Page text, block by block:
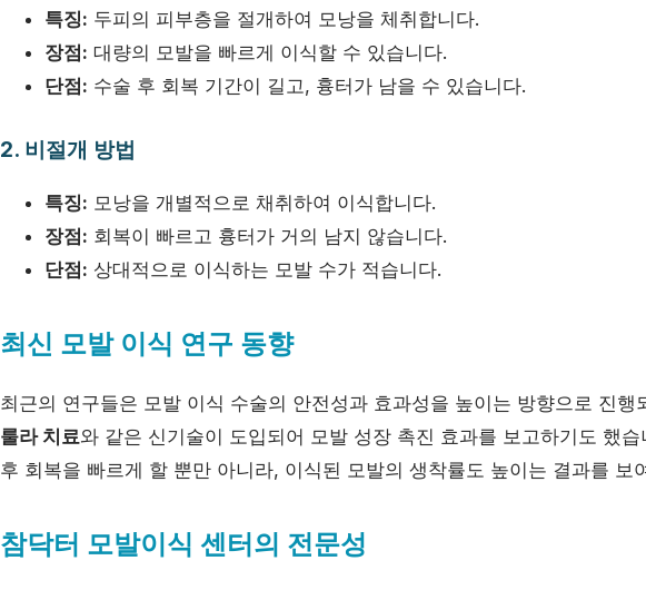
특징: 두피의 피부층을 절개하여 모낭을 체취합니다.
장점: 대량의 모발을 빠르게 이식할 수 있습니다.
단점: 수술 후 회복 기간이 길고, 흉터가 남을 수 있습니다.
2. 비절개 방법
특징: 모낭을 개별적으로 채취하여 이식합니다.
장점: 회복이 빠르고 흉터가 거의 남지 않습니다.
단점: 상대적으로 이식하는 모발 수가 적습니다.
최신 모발 이식 연구 동향
최근의 연구들은 모발 이식 수술의 안전성과 효과성을 높이는 방향으로 진행
룰라 치료와 같은 신기술이 도입되어 모발 성장 촉진 효과를 보고하기도 했
후 회복을 빠르게 할 뿐만 아니라, 이식된 모발의 생착률도 높이는 결과를 보
참닥터 모발이식 센터의 전문성